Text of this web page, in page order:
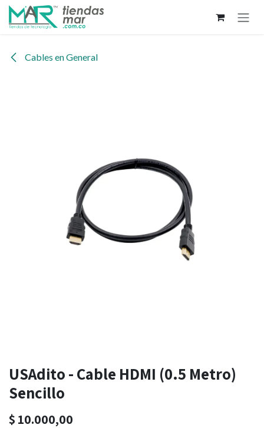
Ir al contenido
Cables en General
USAdito - Cable HDMI (0.5 Metro)
Sencillo
$ 10.000,00